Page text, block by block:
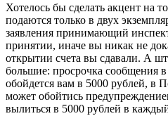
Хотелось бы сделать акцент на
подаются только в двух
заявления принимающий
принятии, иначе вы никак не
открытии счета вы сдавали. А
большие: просрочка сообщения
обойдется вам в 5000 рублей,
может обойтись
вылиться в 5000 рублей в